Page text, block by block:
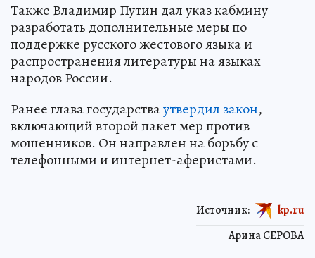
Также Владимир Путин дал указ кабмину
разработать дополнительные меры по
поддержке русского жестового языка и
распространения литературы на языках
народов России.
Ранее глава государстваутвердил закон,
включающий второй пакет мер против
мошенников. Он направлен на борьбу с
телефонными и интернет-аферистами.
Арина СЕРОВА
Источник: kp.ru